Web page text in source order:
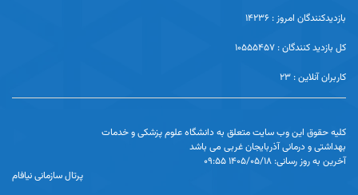
بازدیدکنندگان امروز : 14236
کل بازدید کنندگان : 10555457
کاربران آنلاین : 23
کلیه حقوق این وب سایت متعلق به دانشگاه علوم پزشکی و خدمات
بهداشتی و درمانی آذربایجان غربی می باشد
آخرین به روز رسانی: 1405/05/18 09:55
پرتال سازمانی نیافام